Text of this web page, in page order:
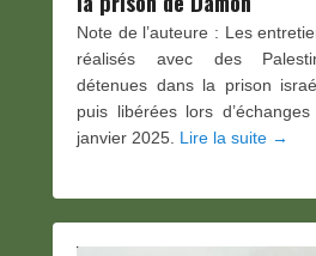
Note de l’auteure : Les
réalisés avec des
détenues dans la prison
puis libérées lors
janvier 2025. Lire la suite →